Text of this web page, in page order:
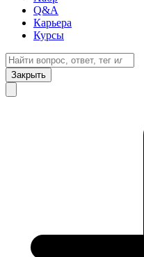
Q&A
Карьера
Курсы
Закрыть